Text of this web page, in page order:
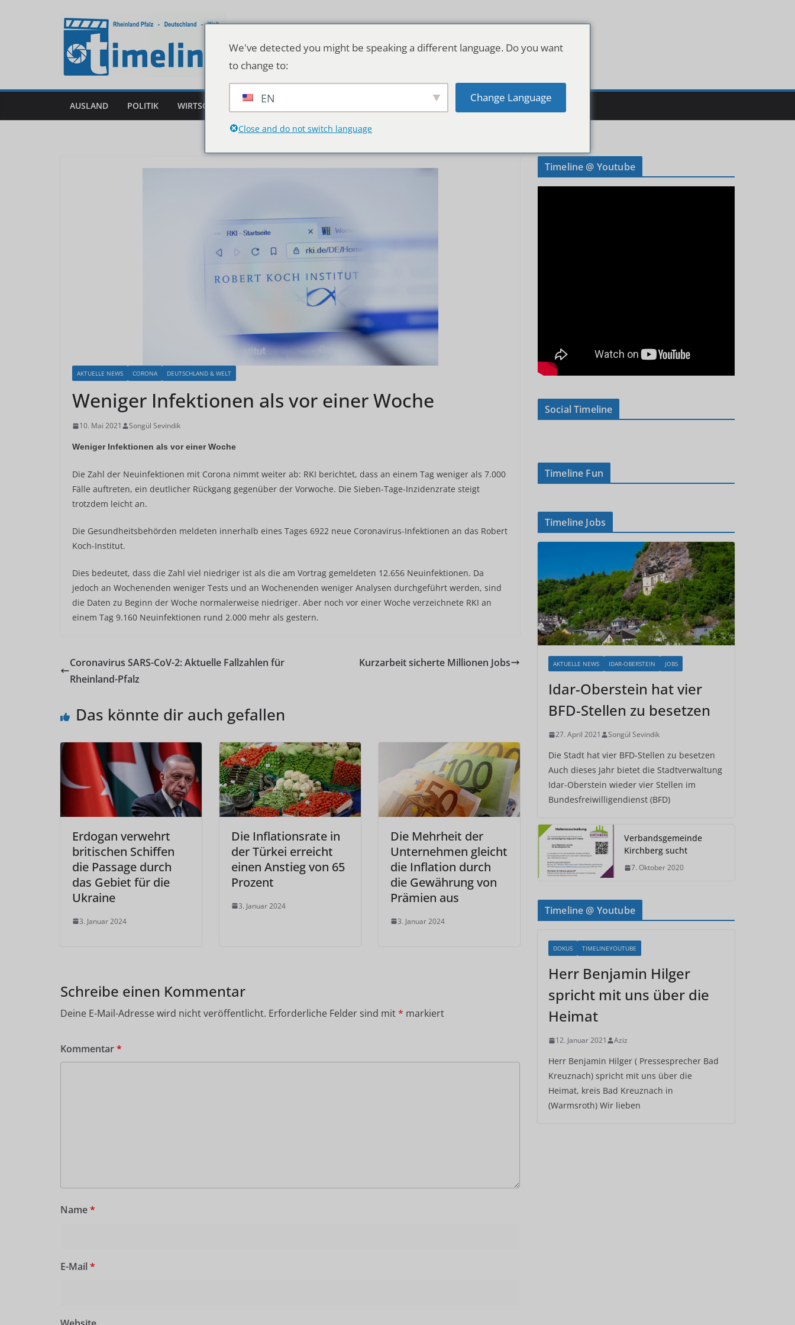
AUSLAND POLITIK WIRTSCHAFT DEUTSCHLAND & WELT
AKTUELLE NEWS CORONA DEUTSCHLAND & WELT
Weniger Infektionen als vor einer Woche
10. Mai 2021 Songül Sevindik
Weniger Infektionen als vor einer Woche
Die Zahl der Neuinfektionen mit Corona nimmt weiter ab: RKI berichtet, dass an einem Tag weniger als 7.000
Fälle auftreten, ein deutlicher Rückgang gegenüber der Vorwoche. Die Sieben-Tage-Inzidenzrate steigt
trotzdem leicht an.
Die Gesundheitsbehörden meldeten innerhalb eines Tages 6922 neue Coronavirus-Infektionen an das Robert
Koch-Institut.
Dies bedeutet, dass die Zahl viel niedriger ist als die am Vortrag gemeldeten 12.656 Neuinfektionen. Da
jedoch an Wochenenden weniger Tests und an Wochenenden weniger Analysen durchgeführt werden, sind
die Daten zu Beginn der Woche normalerweise niedriger. Aber noch vor einer Woche verzeichnete RKI an
einem Tag 9.160 Neuinfektionen rund 2.000 mehr als gestern.
Coronavirus SARS-CoV-2: Aktuelle Fallzahlen für
Rheinland-Pfalz
Kurzarbeit sicherte Millionen Jobs
Das könnte dir auch gefallen
Erdogan verwehrt
britischen Schiffen
die Passage durch
das Gebiet für die
Ukraine
3. Januar 2024
Die Inflationsrate in
der Türkei erreicht
einen Anstieg von 65
Prozent
3. Januar 2024
Die Mehrheit der
Unternehmen gleicht
die Inflation durch
die Gewährung von
Prämien aus
3. Januar 2024
Schreibe einen Kommentar
Deine E-Mail-Adresse wird nicht veröffentlicht. Erforderliche Felder sind mit* markiert
Kommentar*
Name*
E-Mail *
Timeline @ Youtube
Social Timeline
Timeline Fun
Timeline Jobs
AKTUELLE NEWS IDAR-OBERSTEIN JOBS
Idar-Oberstein hat vier
BFD-Stellen zu besetzen
27. April 2021 Songül Sevindik
Die Stadt hat vier BFD-Stellen zu besetzen
Auch dieses Jahr bietet die Stadtverwaltung
Idar-Oberstein wieder vier Stellen im
Bundesfreiwilligendienst (BFD)
Verbandsgemeinde
Kirchberg sucht
7. Oktober 2020
Timeline @ Youtube
DOKUS TIMELINEYOUTUBE
Herr Benjamin Hilger
spricht mit uns über die
Heimat
12. Januar 2021 Aziz
Herr Benjamin Hilger ( Pressesprecher Bad
Kreuznach) spricht mit uns über die
Heimat, kreis Bad Kreuznach in
(Warmsroth) Wir lieben
We've detected you might be speaking a different language. Do you want
to change to:
EN Change Language
Close and do not switch language